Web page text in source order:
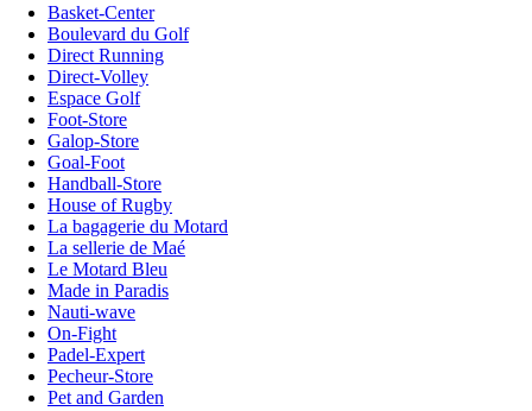
Basket-Center
Boulevard du Golf
Direct Running
Direct-Volley
Espace Golf
Foot-Store
Galop-Store
Goal-Foot
Handball-Store
House of Rugby
La bagagerie du Motard
La sellerie de Maé
Le Motard Bleu
Made in Paradis
Nauti-wave
On-Fight
Padel-Expert
Pecheur-Store
Pet and Garden